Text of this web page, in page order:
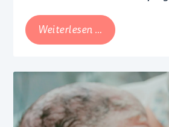
Weiterlesen … Familienbett
und
Sleeping